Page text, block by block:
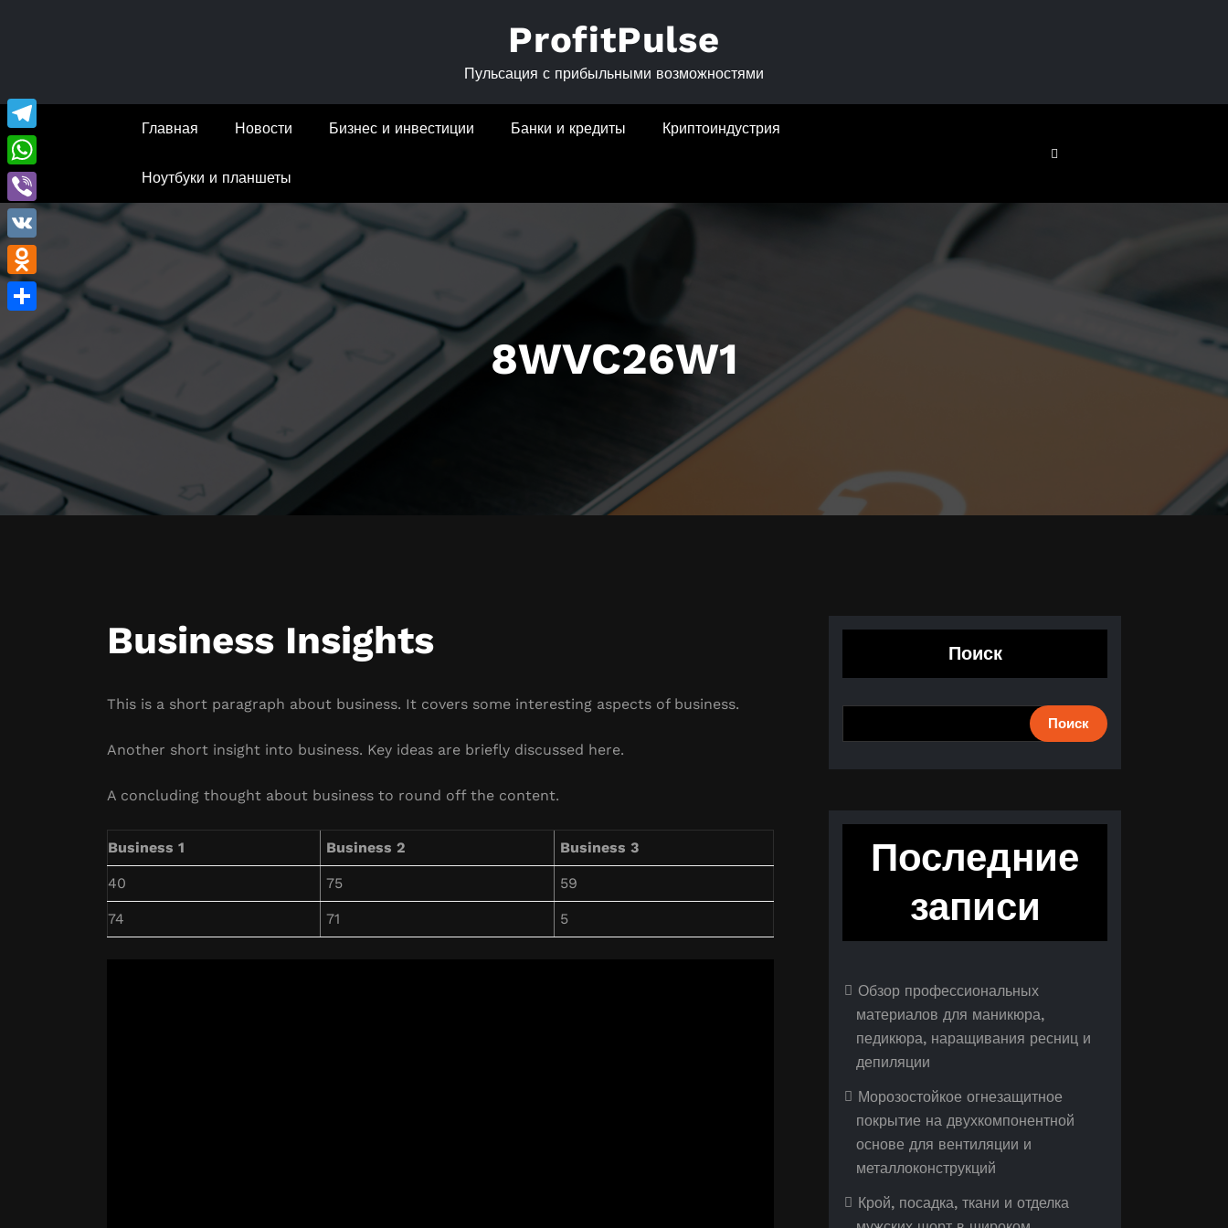
ProfitPulse
Пульсация с прибыльными возможностями
Главная Новости Бизнес и инвестиции Банки и кредиты Криптоиндустрия
Ноутбуки и планшеты
8WVC26W1
Business Insights
This is a short paragraph about business. It covers some interesting aspects of business.
Another short insight into business. Key ideas are briefly discussed here.
A concluding thought about business to round off the content.
Business 1 Business 2 Business 3
40 75 59
74 71 5
Поиск
Поиск
Последние
записи
Обзор профессиональных
материалов для маникюра,
педикюра, наращивания ресниц и
депиляции
Морозостойкое огнезащитное
покрытие на двухкомпонентной
основе для вентиляции и
металлоконструкций
Крой, посадка, ткани и отделка
Telegram
WhatsApp
Viber
VK
Odnoklassniki
Отправить